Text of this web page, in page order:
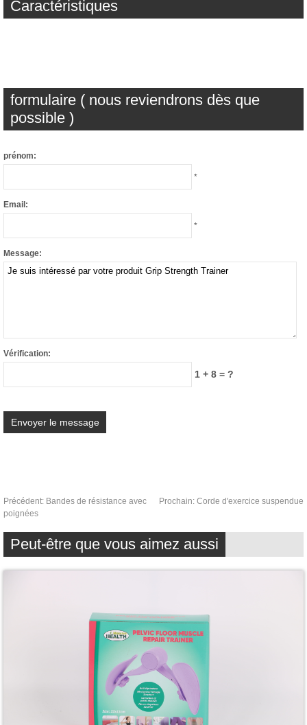
Caractéristiques
formulaire ( nous reviendrons dès que
possible )
prénom:
*
Email:
*
Message:
Vérification:
1 + 8 = ?
Précédent: Bandes de résistance avec
poignées
Prochain: Corde d'exercice suspendue
Peut-être que vous aimez aussi